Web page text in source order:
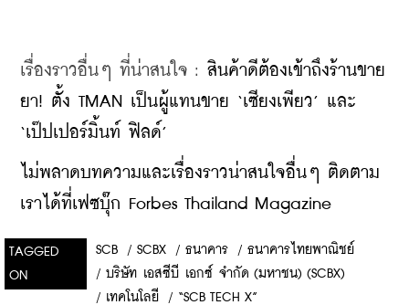
เรื่องราวอื่นๆ ที่น่าสนใจ : สินค้าดีต้องเข้าถึงร้านขาย
ยา! ตั้ง TMAN เป็นผู้แทนขาย ‘เซียงเพียว’ และ
‘เป๊ปเปอร์มิ้นท์ ฟิลด์’
ไม่พลาดบทความและเรื่องราวน่าสนใจอื่นๆ ติดตาม
เราได้ที่เฟซบุ๊ก Forbes Thailand Magazine
TAGGED
ON
SCB / SCBX / ธนาคาร / ธนาคารไทยพาณิชย์
/ บริษัท เอสซีบี เอกซ์ จำกัด (มหาชน) (SCBX)
/ เทคโนโลยี / “SCB TECH X”